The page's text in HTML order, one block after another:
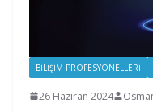
BILIŞIM PROFESYONELLERI
26 Haziran 2024